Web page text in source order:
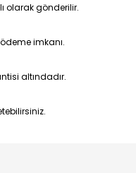
olarak gönderilir.
imkanı.
altındadır.